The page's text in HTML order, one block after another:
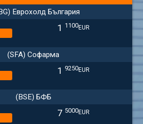
Еврохолд България
1 1100EUR
(SFA) Софарма
1 9250EUR
(BSE) БФБ
7 5000EUR